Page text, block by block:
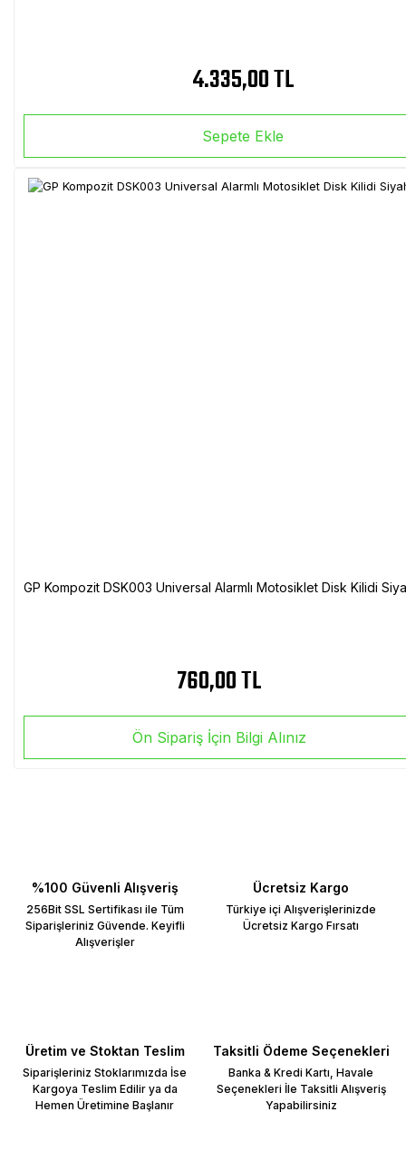
4.335,00 TL
Sepete Ekle
GP Kompozit DSK003 Universal Alarmlı Motosiklet Disk Kilidi
760,00 TL
Ön Sipariş İçin Bilgi Alınız
%100 Güvenli Alışveriş
256Bit SSL Sertifikası ile Tüm
Siparişleriniz Güvende. Keyifli
Alışverişler
Ücretsiz Kargo
Türkiye içi Alışverişlerinizde
Ücretsiz Kargo Fırsatı
Üretim ve Stoktan Teslim
Siparişleriniz Stoklarımızda İse
Kargoya Teslim Edilir ya da
Hemen Üretimine Başlanır
Taksitli Ödeme Seçenekleri
Banka & Kredi Kartı, Havale
Seçenekleri İle Taksitli Alışveriş
Yapabilirsiniz